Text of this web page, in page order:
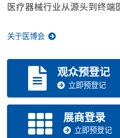
医疗器械行业从源头到终端
关于医博会
观众预登记
立即预登记
展商登录
立即预登记